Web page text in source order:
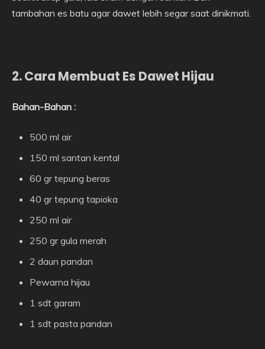
tambahan es batu agar dawet lebih segar saat dinikmati.
2. Cara Membuat Es Dawet Hijau
Bahan-Bahan :
500 ml air
150 ml santan kental
60 gr tepung beras
40 gr tepung tapioka
250 ml air
250 gr gula merah
2 daun pandan
Pewarna hijau
1 sdt garam
1 sdt pasta pandan